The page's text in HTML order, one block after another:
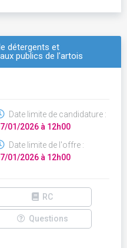
détergents et
publics de l'artois
Date limite de candidature :
01/2026 à 12h00
Date limite de l'offre :
01/2026 à 12h00
RC
Questions